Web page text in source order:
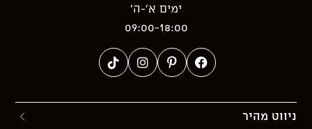
ימים א’-ה’
09:00-18:00
ניווט מהיר